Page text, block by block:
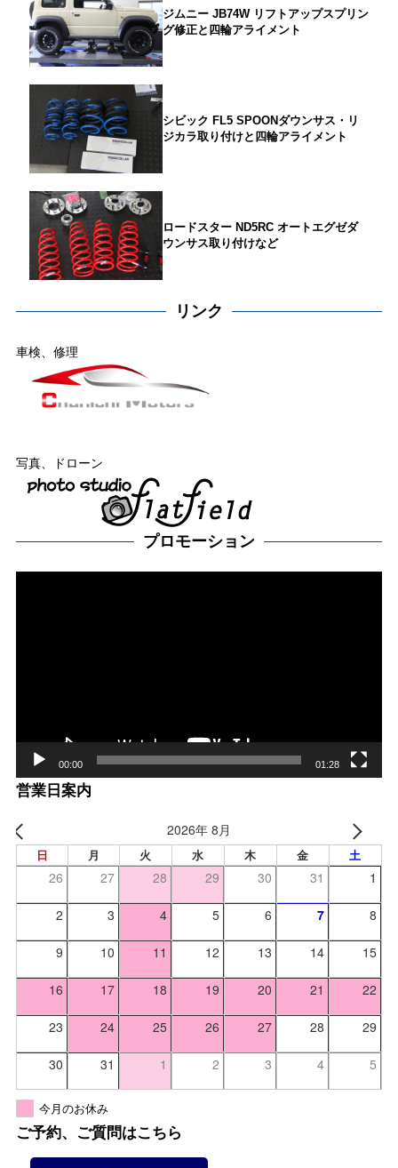
ジムニー JB74W リフトアップスプリン
グ修正と四輪アライメント
シビック FL5 SPOONダウンサス・リ
ジカラ取り付けと四輪アライメント
ロードスター ND5RC オートエグゼダ
ウンサス取り付けなど
リンク
車検、修理
写真、ドローン
プロモーション
00:00 01:28
営業日案内
2026年 8月
日 月 火 水 木 金 土
26 27 28 29 30 31 1
2 3 4 5 6 7 8
9 10 11 12 13 14 15
16 17 18 19 20 21 22
23 24 25 26 27 28 29
30 31 1 2 3 4 5
今月のお休み
ご予約、ご質問はこちら